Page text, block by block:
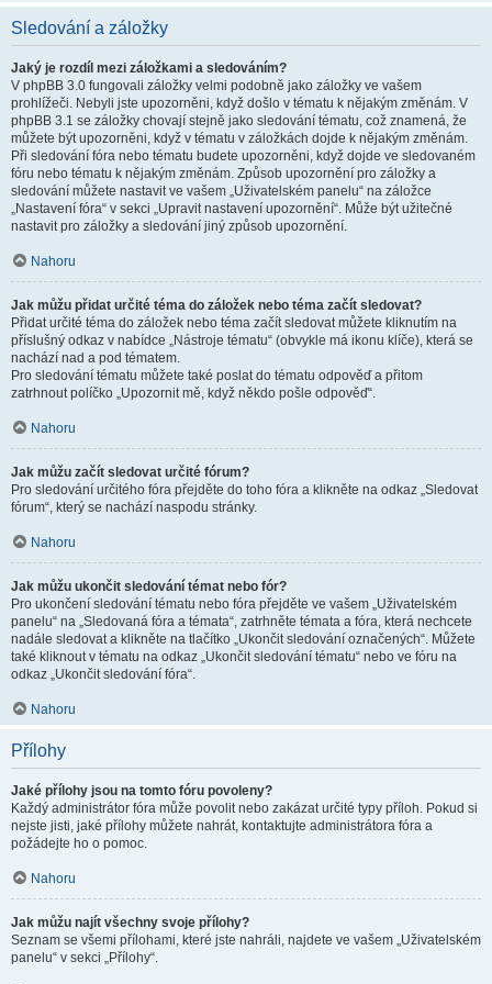
Sledování a záložky
Jaký je rozdíl mezi záložkami a sledováním?
V phpBB 3.0 fungovali záložky velmi podobně jako záložky ve vašem
prohlížeči. Nebyli jste upozorněni, když došlo v tématu k nějakým změnám. V
phpBB 3.1 se záložky chovají stejně jako sledování tématu, což znamená, že
můžete být upozorněni, když v tématu v záložkách dojde k nějakým změnám.
Při sledování fóra nebo tématu budete upozorněni, když dojde ve sledovaném
fóru nebo tématu k nějakým změnám. Způsob upozornění pro záložky a
sledování můžete nastavit ve vašem „Uživatelském panelu“ na záložce
„Nastavení fóra“ v sekci „Upravit nastavení upozornění“. Může být užitečné
nastavit pro záložky a sledování jiný způsob upozornění.
Nahoru
Jak můžu přidat určité téma do záložek nebo téma začít sledovat?
Přidat určité téma do záložek nebo téma začít sledovat můžete kliknutím na
příslušný odkaz v nabídce „Nástroje tématu“ (obvykle má ikonu klíče), která se
nachází nad a pod tématem.
Pro sledování tématu můžete také poslat do tématu odpověď a přitom
zatrhnout políčko „Upozornit mě, když někdo pošle odpověď“.
Nahoru
Jak můžu začít sledovat určité fórum?
Pro sledování určitého fóra přejděte do toho fóra a klikněte na odkaz „Sledovat
fórum“, který se nachází naspodu stránky.
Nahoru
Jak můžu ukončit sledování témat nebo fór?
Pro ukončení sledování tématu nebo fóra přejděte ve vašem „Uživatelském
panelu“ na „Sledovaná fóra a témata“, zatrhněte témata a fóra, která nechcete
nadále sledovat a klikněte na tlačítko „Ukončit sledování označených“. Můžete
také kliknout v tématu na odkaz „Ukončit sledování tématu“ nebo ve fóru na
odkaz „Ukončit sledování fóra“.
Nahoru
Přílohy
Jaké přílohy jsou na tomto fóru povoleny?
Každý administrátor fóra může povolit nebo zakázat určité typy příloh. Pokud si
nejste jisti, jaké přílohy můžete nahrát, kontaktujte administrátora fóra a
požádejte ho o pomoc.
Nahoru
Jak můžu najít všechny svoje přílohy?
Seznam se všemi přílohami, které jste nahráli, najdete ve vašem „Uživatelském
panelu“ v sekci „Přílohy“.